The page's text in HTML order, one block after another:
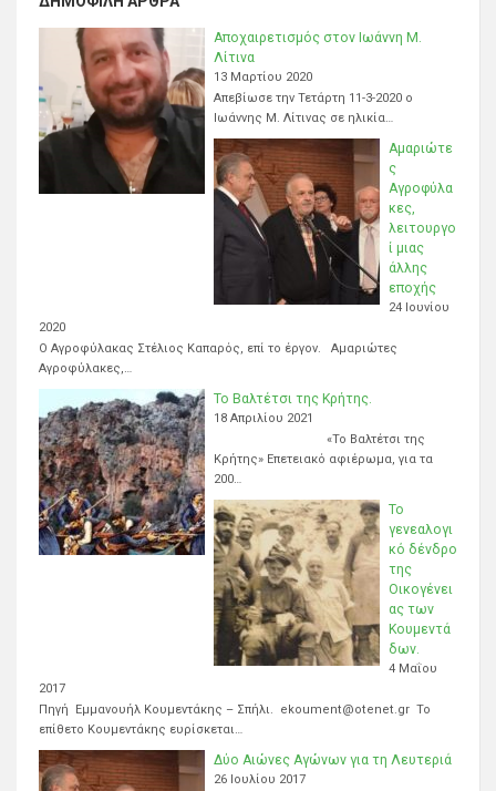
Αποχαιρετισμός στον Ιωάννη Μ.
Λίτινα
13 Μαρτίου 2020
Απεβίωσε την Τετάρτη 11-3-2020 ο
Ιωάννης Μ. Λίτινας σε ηλικία…
Αμαριώτε
ς
Αγροφύλα
κες,
λειτουργο
ί μιας
άλλης
εποχής
24 Ιουνίου
2020
Ο Αγροφύλακας Στέλιος Καπαρός, επί το έργον. Αμαριώτες
Αγροφύλακες,…
Το Βαλτέτσι της Κρήτης.
18 Απριλίου 2021
«Το Βαλτέτσι της
Κρήτης» Επετειακό αφιέρωμα, για τα
200…
Το
γενεαλογι
κό δένδρο
της
Οικογένει
ας των
Κουμεντά
δων.
4 Μαΐου
2017
Πηγή Εμμανουήλ Κουμεντάκης – Σπήλι. ekoument@otenet.gr Το
επίθετο Κουμεντάκης ευρίσκεται…
Δύο Αιώνες Αγώνων για τη Λευτεριά
26 Ιουλίου 2017